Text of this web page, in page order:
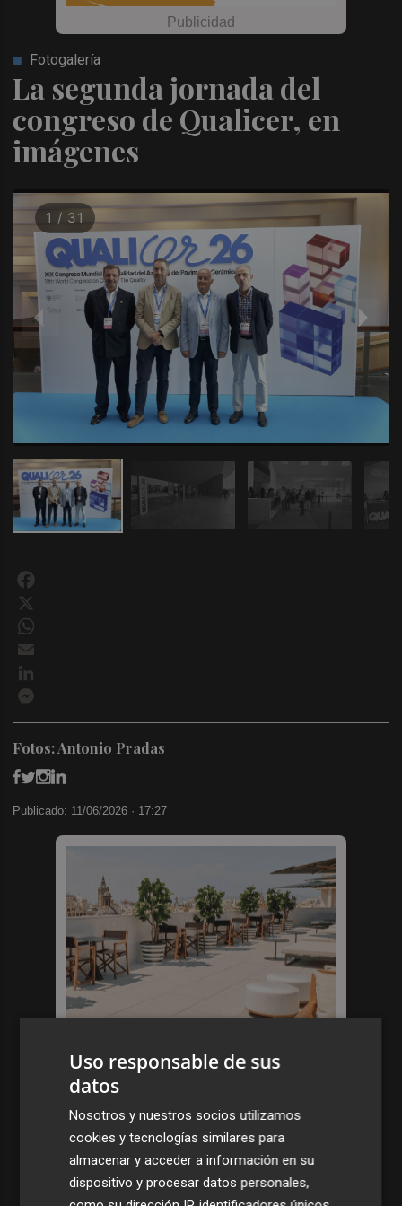
La segunda jornada del
congreso de Qualicer, en
imágenes
Fotogalería
1 / 31
Fotos: Antonio Pradas
Publicado: 11/06/2026 · 17:27
Uso responsable de sus
datos
Nosotros y nuestros socios utilizamos
cookies y tecnologías similares para
almacenar y acceder a información en su
dispositivo y procesar datos personales,